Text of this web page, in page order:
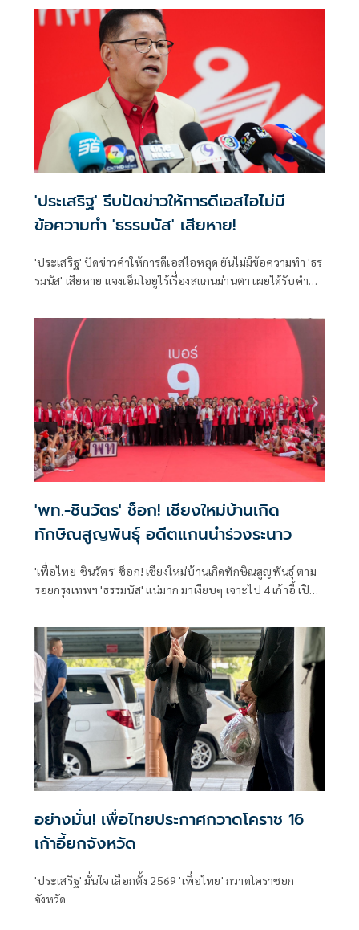
'ประเสริฐ' รีบปัดข่าวให้การดีเอสไอไม่มี
ข้อความทำ 'ธรรมนัส' เสียหาย!
'ประเสริฐ' ปัดข่าวคำให้การดีเอสไอหลุด ยันไม่มีข้อความทำ 'ธร
รมนัส' เสียหาย แจงเอ็มโอยูไร้เรื่องสแกนม่านตา เผยได้รับคำ
ประเด็นมาตั้งแต่ก่อนเลือกตั้ง
'พท.-ชินวัตร' ช็อก! เชียงใหม่บ้านเกิด
ทักษิณสูญพันธุ์ อดีตแกนนำร่วงระนาว
'เพื่อไทย-ชินวัตร' ช็อก! เชียงใหม่บ้านเกิดทักษิณสูญพันธุ์ ตาม
รอยกรุงเทพฯ 'ธรรมนัส' แน่มาก มาเงียบๆ เจาะไป 4 เก้าอี้ เปิด
ฉลาด-ครูมานิตย์'
อย่างมั่น! เพื่อไทยประกาศกวาดโคราช 16
เก้าอี้ยกจังหวัด
'ประเสริฐ' มั่นใจ เลือกตั้ง 2569 'เพื่อไทย' กวาดโคราชยก
จังหวัด